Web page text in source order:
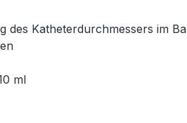
des Katheterdurchmessers im
ml